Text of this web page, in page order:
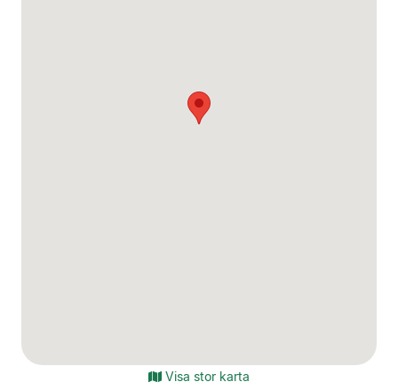
Visa stor karta